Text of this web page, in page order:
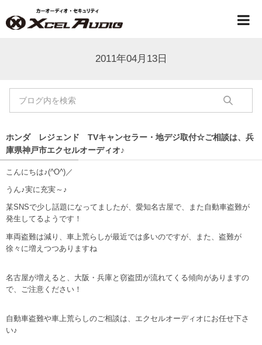
2011年04月13日
ホンダ レジェンド TVキャンセラー・地デジ取付☆ご相談は、兵
庫県神戸市エクセルオーディオ♪
こんにちは♪(^O^)／
うん♪実に充実～♪
某SNSで少し話題になってましたが、愛知名古屋で、また自動車盗難が
発生してるようです！
車両盗難は減り、車上荒らしが最近では多いのですが、また、盗難が
徐々に増えつつありますね
名古屋が増えると、大阪・兵庫と窃盗団が流れてくる傾向がありますの
で、ご注意ください！
自動車盗難や車上荒らしのご相談は、エクセルオーディオにお任せ下さ
い♪